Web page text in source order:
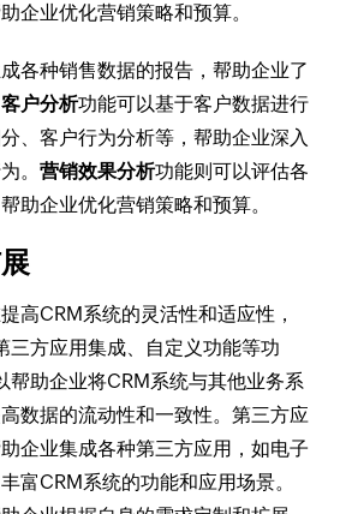
企业优化营销策略和预算。
各种销售数据的报告，帮助企业了
客户分析功能可以基于客户数据进行
、客户行为分析等，帮助企业深入
。营销效果分析功能则可以评估各
助企业优化营销策略和预算。
高CRM系统的灵活性和适应性，
三方应用集成、自定义功能等功
帮助企业将CRM系统与其他业务系
数据的流动性和一致性。第三方应
企业集成各种第三方应用，如电子
富CRM系统的功能和应用场景。